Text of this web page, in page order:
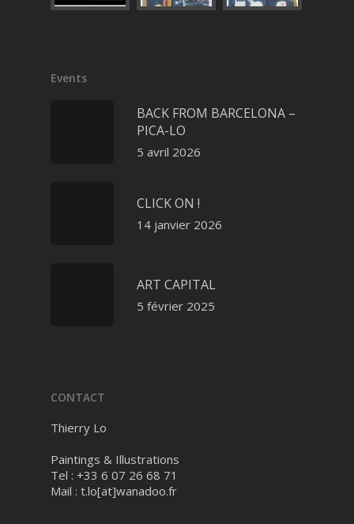
Events
BACK FROM BARCELONA –
PICA-LO
5 avril 2026
CLICK ON !
14 janvier 2026
ART CAPITAL
5 février 2025
CONTACT
Thierry Lo
Paintings & Illustrations
Tel : +33 6 07 26 68 71
Mail : t.lo[at]wanadoo.fr